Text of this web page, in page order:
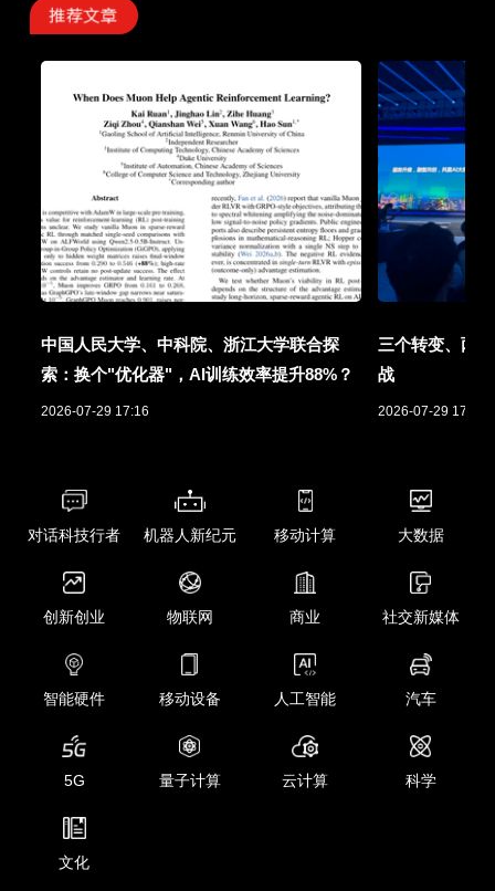
中国人民大学、中科院、浙江大学联合探
索：换个"优化器"，AI训练效率提升88%？
2026-07-29 17:16
三个转变、两
战
2026-07-29 17:01
对话科技行者 机器人新纪元 移动计算 大数据
创新创业 物联网 商业 社交新媒体
智能硬件 移动设备 人工智能 汽车
5G 量子计算 云计算 科学
文化